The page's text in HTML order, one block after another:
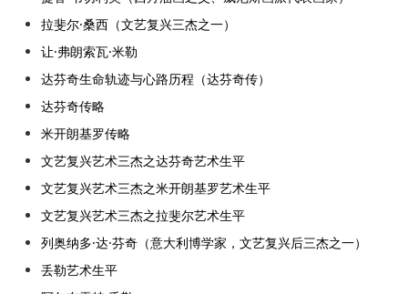
拉斐尔·桑西（文艺复兴三杰之一）
让·弗朗索瓦·米勒
达芬奇生命轨迹与心路历程（达芬奇传）
达芬奇传略
米开朗基罗传略
文艺复兴艺术三杰之达芬奇艺术生平
文艺复兴艺术三杰之米开朗基罗艺术生平
文艺复兴艺术三杰之拉斐尔艺术生平
列奥纳多·达·芬奇（意大利博学家，文艺复兴后三杰之一）
丢勒艺术生平